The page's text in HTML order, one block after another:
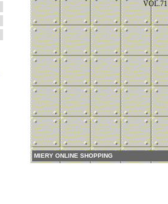
VOL.71
MIERY ONLINE SHOPPING